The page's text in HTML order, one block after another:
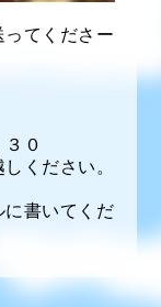
てくださー
０
ください。
に書いてくだ